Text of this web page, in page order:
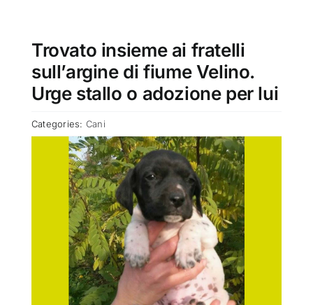
SMARRITI O DA ADOTTARE
ADOTTATI O RITROVATI
Trovato insieme ai fratelli
sull’argine di fiume Velino.
Urge stallo o adozione per lui
Categories: Cani